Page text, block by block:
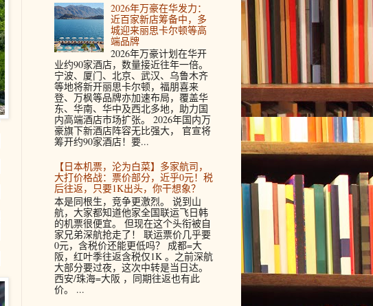
2026年万豪在华发力：
近百家新店筹备中，多
城迎来丽思卡尔顿等高
端品牌
2026年万豪计划在华开
业约90家酒店，数量接近往年一倍。
宁波、厦门、北京、武汉、乌鲁木齐
等地将新开丽思卡尔顿，福朋喜来
登、万枫等品牌亦加速布局，覆盖华
东、华南、华中及西北多地，助力国
内高端酒店市场扩张。 2026年国内万
豪旗下新酒店阵容无比强大， 官宣将
筹开约90家酒店！要...
【日本机票，沦为白菜】多家航司，
大打价格战：票价部分，近乎0元！税
后往返，只要1K出头，你干想象？
本是同根生，竞争更激烈。 说到山
航，大家都知道他家全国联运飞日韩
的机票很便宜。 但现在这个头衔被自
家兄弟深航抢走了！ 联运票价几乎要
0元，含税价还能更低吗？ 成都=大
阪，红叶季往返含税仅1K 。之前深航
大部分要过夜，这次中转是当日达。
西安/珠海=大阪 ，同期往返也有此
价。 ...